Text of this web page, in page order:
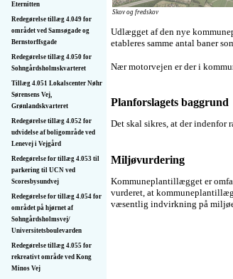
Eternitten
Redegørelse tillæg 4.049 for
området ved Samsøgade og
Bernstorffsgade
Redegørelse tillæg 4.050 for
Sohngårdsholmskvarteret
Tillæg 4.051 Lokalscenter Nøhr
Sørensens Vej,
Grønlandskvarteret
Redegørelse tillæg 4.052 for
udvidelse af boligområde ved
Lenevej i Vejgård
Redegørelse for tillæg 4.053 til
parkering til UCN ved
Scoresbysundvej
Redegørelse for tillæg 4.054 for
området på hjørnet af
Sohngårdsholmsvej/
Universitetsboulevarden
Redegørelse tillæg 4.055 for
rekreativt område ved Kong
Minos Vej
Skov og fredskov
Udlægget af den nye
etableres samme antal baner
Nær motorvejen er der i
Planforslagets baggrund
Det skal sikres, at der indenfor
Miljøvurdering
Kommuneplantillægget er
vurderet, at
væsentlig indvirkning på